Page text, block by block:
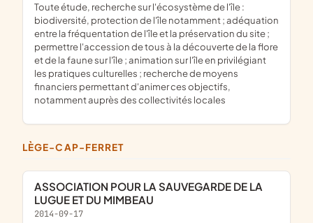
toute étude, recherche sur l'écosystème de l'île :
biodiversité, protection de l'île notamment ; adéquation
entre la fréquentation de l'île et la préservation du site ;
permettre l'accession de tous à la découverte de la flore
et de la faune sur l'île ; animation sur l'île en privilégiant
les pratiques culturelles ; recherche de moyens
financiers permettant d'animer ces objectifs,
notamment auprès des collectivités locales
LÈGE-CAP-FERRET
ASSOCIATION POUR LA SAUVEGARDE DE LA
LUGUE ET DU MIMBEAU
2014-09-17